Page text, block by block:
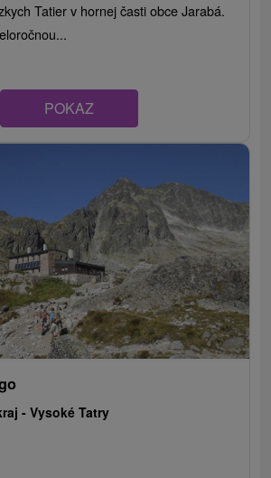
Tatier v hornej časti obce Jarabá.
POKAZ
-Vysoké Tatry